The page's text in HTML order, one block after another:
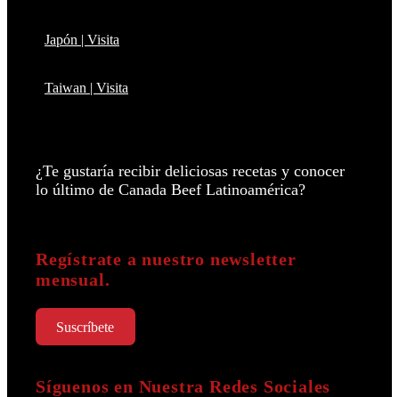
Japón | Visita
Taiwan | Visita
¿Te gustaría recibir deliciosas recetas y conocer
lo último de Canada Beef Latinoamérica?
Regístrate a nuestro newsletter
mensual.
Suscríbete
Síguenos en Nuestra Redes Sociales